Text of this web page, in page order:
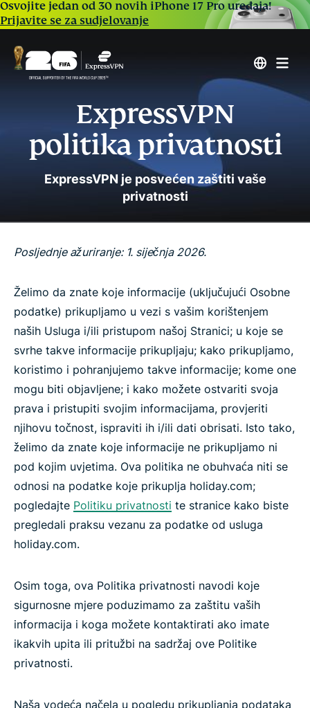
Osvojite jedan od 30 novih iPhone 17 Pro uređaja!
Prijavite se za sudjelovanje
ExpressVPN
politika privatnosti
ExpressVPN je posvećen zaštiti vaše
privatnosti
Posljednje ažuriranje: 1. siječnja 2026.
Želimo da znate koje informacije (uključujući Osobne
podatke) prikupljamo u vezi s vašim korištenjem
naših Usluga i/ili pristupom našoj Stranici; u koje se
svrhe takve informacije prikupljaju; kako prikupljamo,
koristimo i pohranjujemo takve informacije; kome one
mogu biti objavljene; i kako možete ostvariti svoja
prava i pristupiti svojim informacijama, provjeriti
njihovu točnost, ispraviti ih i/ili dati obrisati. Isto tako,
želimo da znate koje informacije ne prikupljamo ni
pod kojim uvjetima. Ova politika ne obuhvaća niti se
odnosi na podatke koje prikuplja holiday.com;
pogledajte Politiku privatnosti te stranice kako biste
pregledali praksu vezanu za podatke od usluga
holiday.com.
Osim toga, ova Politika privatnosti navodi koje
sigurnosne mjere poduzimamo za zaštitu vaših
informacija i koga možete kontaktirati ako imate
ikakvih upita ili pritužbi na sadržaj ove Politike
privatnosti.
Naša vodeća načela u pogledu prikupljanja podataka